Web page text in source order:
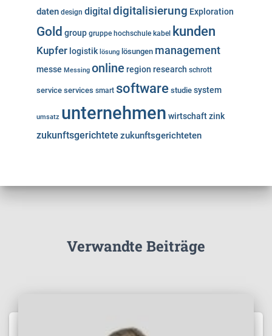
daten design digital digitalisierung Exploration
Gold group gruppe hochschule kabel kunden
Kupfer logistik lösung lösungen management
messe Messing online region research schrott
service services smart software studie system
umsatz unternehmen wirtschaftzink
zukunftsgerichtete zukunftsgerichteten
Verwandte Beiträge